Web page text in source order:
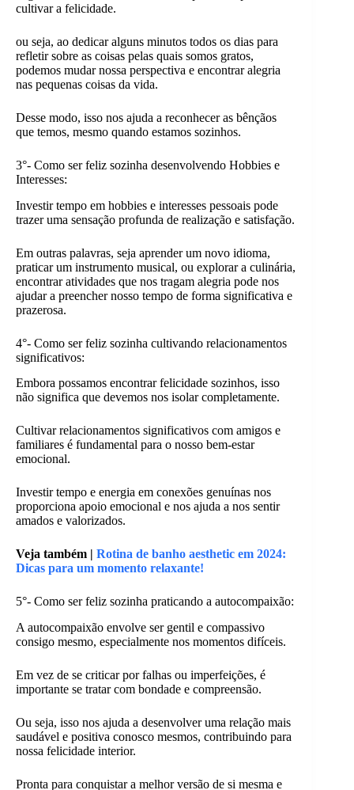
cultivar a felicidade.
ou seja, ao dedicar alguns minutos todos os dias para
refletir sobre as coisas pelas quais somos gratos,
podemos mudar nossa perspectiva e encontrar alegria
nas pequenas coisas da vida.
Desse modo, isso nos ajuda a reconhecer as bênçãos
que temos, mesmo quando estamos sozinhos.
3°- Como ser feliz sozinha desenvolvendo Hobbies e
Interesses:
Investir tempo em hobbies e interesses pessoais pode
trazer uma sensação profunda de realização e satisfação.
Em outras palavras, seja aprender um novo idioma,
praticar um instrumento musical, ou explorar a culinária,
encontrar atividades que nos tragam alegria pode nos
ajudar a preencher nosso tempo de forma significativa e
prazerosa.
4°- Como ser feliz sozinha cultivando relacionamentos
significativos:
Embora possamos encontrar felicidade sozinhos, isso
não significa que devemos nos isolar completamente.
Cultivar relacionamentos significativos com amigos e
familiares é fundamental para o nosso bem-estar
emocional.
Investir tempo e energia em conexões genuínas nos
proporciona apoio emocional e nos ajuda a nos sentir
amados e valorizados.
Veja também | Rotina de banho aesthetic em 2024:
Dicas para um momento relaxante!
5°- Como ser feliz sozinha praticando a autocompaixão:
A autocompaixão envolve ser gentil e compassivo
consigo mesmo, especialmente nos momentos difíceis.
Em vez de se criticar por falhas ou imperfeições, é
importante se tratar com bondade e compreensão.
Ou seja, isso nos ajuda a desenvolver uma relação mais
saudável e positiva conosco mesmos, contribuindo para
nossa felicidade interior.
Pronta para conquistar a melhor versão de si mesma e